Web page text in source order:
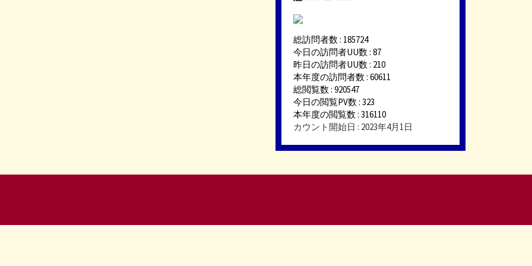
総訪問者数 : 185724
今日の訪問者UU数 : 87
昨日の訪問者UU数 : 210
本年度の訪問者数 : 60611
総閲覧数 : 920547
今日の閲覧PV数 : 323
本年度の閲覧数 : 316110
カウント開始日 : 2023年4月1日